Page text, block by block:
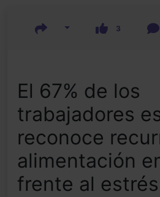
3
El 67% de los
trabajadores
reconoce
alimentación
frente al